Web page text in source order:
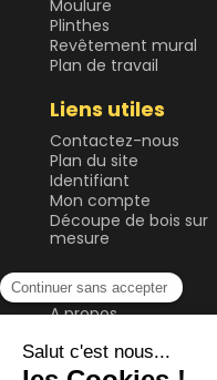
Moulure
Plinthes
Revêtement mural
Plan de travail
Liens utiles
Contactez-nous
Plan du site
Identifiant
Mon compte
Découpe de bois sur
mesure
Forestea
A propos
durablement
Guide & Conseils